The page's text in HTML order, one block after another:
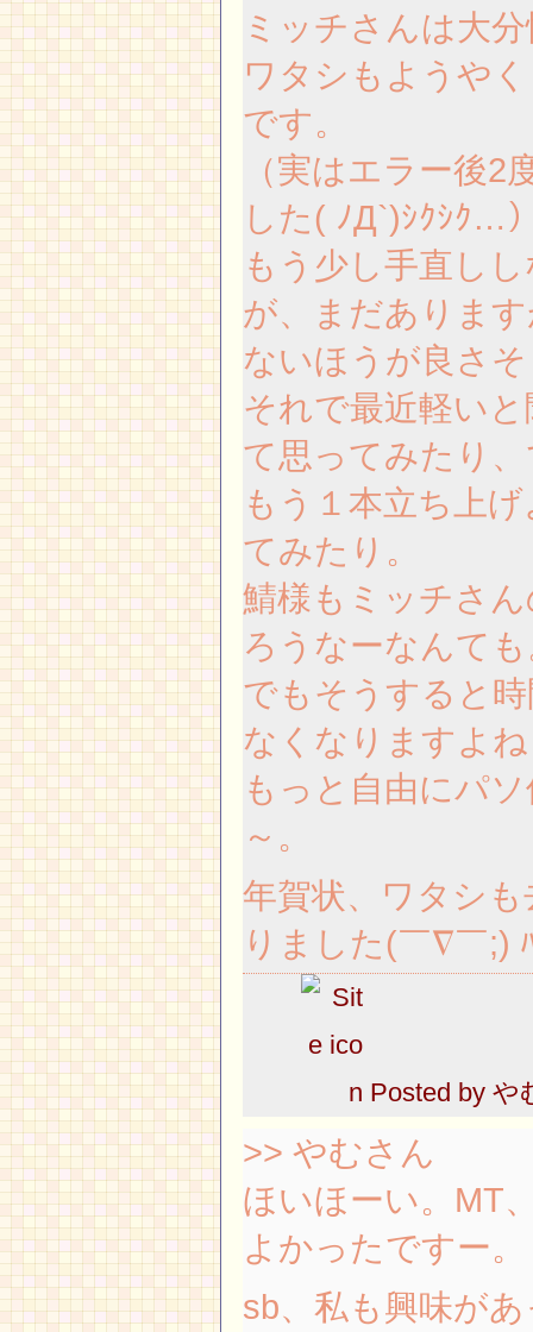
ミッチさんは大
ワタシもようや
です。
（実はエラー後2
した( ﾉД`)ｼｸｼｸ…
もう少し手直し
が、まだありま
ないほうが良さ
それで最近軽い
て思ってみたり
もう１本立ち上
てみたり。
鯖様もミッチさ
ろうなーなんて
でもそうすると
なくなりますよ
もっと自由にパ
～。
年賀状、ワタシ
りました(￣∇￣;)
Posted by や
>> やむさん
ほいほーい。MT
よかったですー。
sb、私も興味が